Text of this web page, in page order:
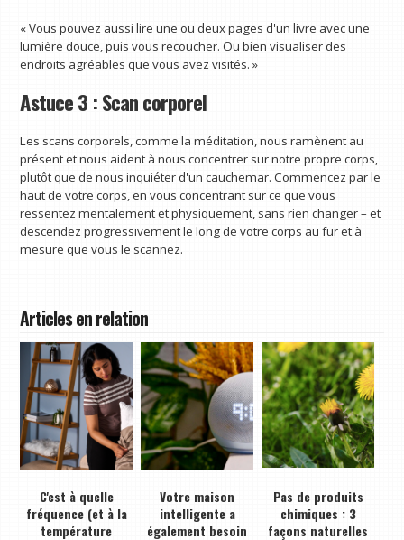
« Vous pouvez aussi lire une ou deux pages d'un livre avec une
lumière douce, puis vous recoucher. Ou bien visualiser des
endroits agréables que vous avez visités. »
Astuce 3 : Scan corporel
Les scans corporels, comme la méditation, nous ramènent au
présent et nous aident à nous concentrer sur notre propre corps,
plutôt que de nous inquiéter d'un cauchemar. Commencez par le
haut de votre corps, en vous concentrant sur ce que vous
ressentez mentalement et physiquement, sans rien changer – et
descendez progressivement le long de votre corps au fur et à
mesure que vous le scannez.
Articles en relation
C'est à quelle
fréquence (et à la
température
Votre maison
intelligente a
également besoin
Pas de produits
chimiques : 3
façons naturelles